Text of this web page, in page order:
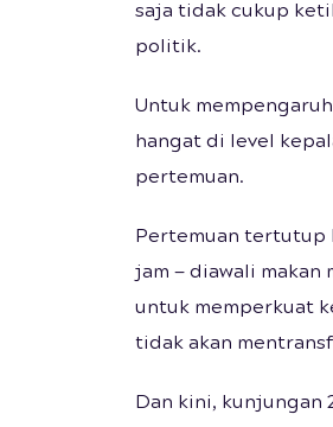
saja tidak cukup
politik.
Untuk
hangat di level
pertemuan.
Pertemuan tertutup
jam — diawali makan
untuk memperkuat
tidak akan
Dan kini, kunjungan